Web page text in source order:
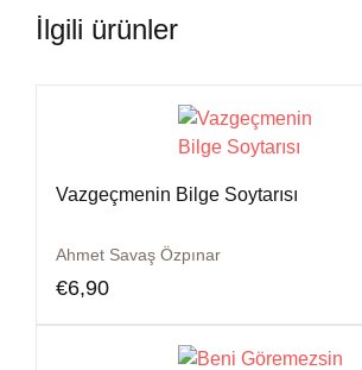
İlgili ürünler
Vazgeçmenin Bilge Soytarısı
Ahmet Savaş Özpınar
€6,90